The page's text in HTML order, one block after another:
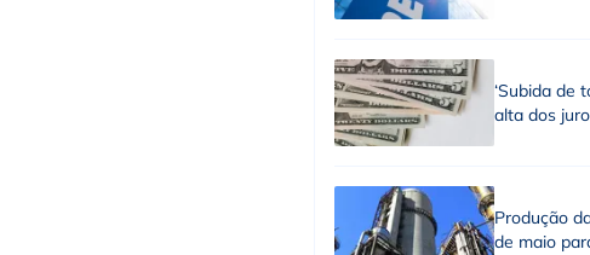
‘Subida de
alta dos
Produção
de maio